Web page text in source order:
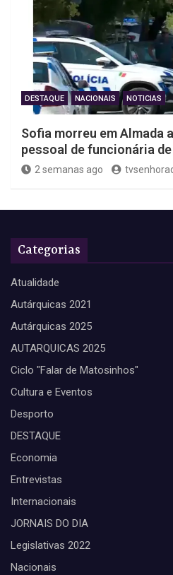
DESTAQUE NACIONAIS NOTICIAS
Sofia morreu em Almada
pessoal de funcionária
2 semanas ago
Categorias
Atualidade
Autárquicas 2021
Autárquicas 2025
AUTARQUICAS 2025
Ciclo "Falar de Matosinhos"
Cultura e Eventos
Desporto
DESTAQUE
Economia
Entrevistas
Internacionais
JORNAIS DO DIA
Legislativas 2022
Nacionais